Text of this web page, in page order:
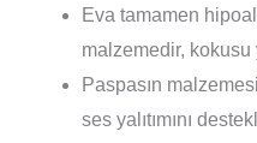
Eva tamamen
malzemedir,
Paspasın
ses yalıtımını